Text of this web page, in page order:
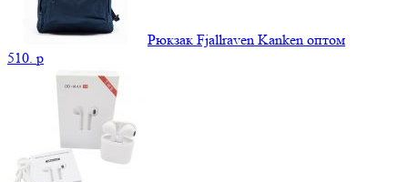
Рюкзак Fjallraven Kanken оптом
510. p